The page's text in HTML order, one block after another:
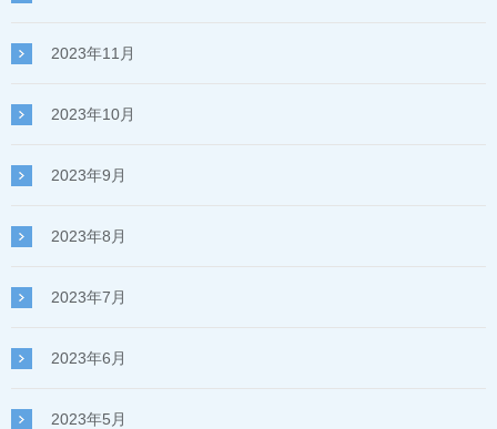
2023年11月
2023年10月
2023年9月
2023年8月
2023年7月
2023年6月
2023年5月